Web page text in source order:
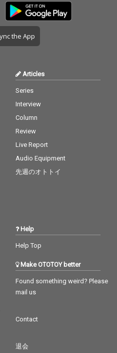
the App
Articles
Series
Interview
Column
Review
Live Report
Audio Equipment
先週のオトトイ
Help
Help Top
Make OTOTOY better
Found something weird? Please
mail us
Contact
退会